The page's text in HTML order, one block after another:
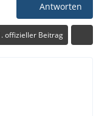
Antworten
offizieller Beitrag